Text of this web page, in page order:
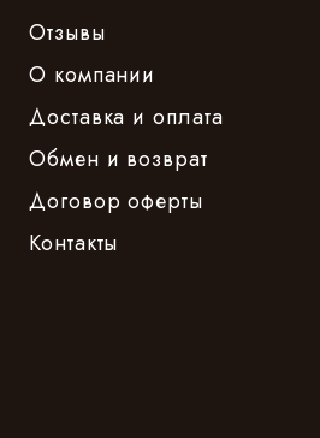
Отзывы
О компании
Доставка и оплата
Обмен и возврат
Договор оферты
Контакты